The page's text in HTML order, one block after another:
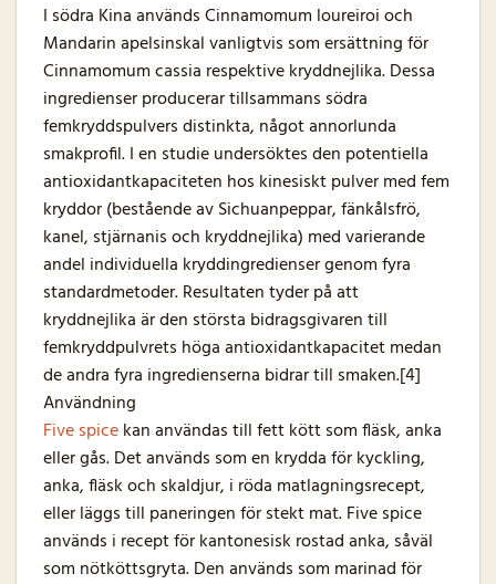
I södra Kina används Cinnamomum loureiroi och
Mandarin apelsinskal vanligtvis som ersättning för
Cinnamomum cassia respektive kryddnejlika. Dessa
ingredienser producerar tillsammans södra
femkryddspulvers distinkta, något annorlunda
smakprofil. I en studie undersöktes den potentiella
antioxidantkapaciteten hos kinesiskt pulver med fem
kryddor (bestående av Sichuanpeppar, fänkålsfrö,
kanel, stjärnanis och kryddnejlika) med varierande
andel individuella kryddingredienser genom fyra
standardmetoder. Resultaten tyder på att
kryddnejlika är den största bidragsgivaren till
femkryddpulvrets höga antioxidantkapacitet medan
de andra fyra ingredienserna bidrar till smaken.[4]
Användning
Five spicekan användas till fett kött som fläsk, anka
eller gås. Det används som en krydda för kyckling,
anka, fläsk och skaldjur, i röda matlagningsrecept,
eller läggs till paneringen för stekt mat. Five spice
används i recept för kantonesisk rostad anka, såväl
som nötköttsgryta. Den används som marinad för